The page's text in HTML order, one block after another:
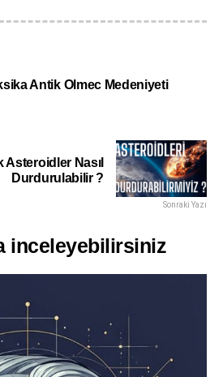
Antik Olmec Medeniyeti
Asteroidler Nasıl
Durdurulabilir ?
Sonraki Yazı
inceleyebilirsiniz